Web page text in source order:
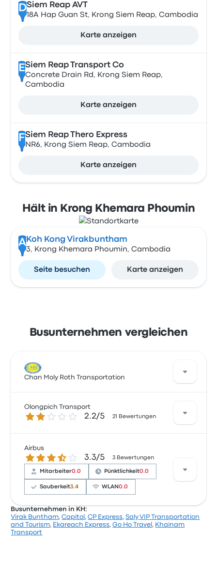
DSiem Reap AVT
18A Hap Guan St, Krong Siem Reap, Cambodia
Karte anzeigen
ESiem Reap Transport Co
Concrete Drain Rd, Krong Siem Reap,
Cambodia
Karte anzeigen
FSiem Reap Thero Express
NR6, Krong Siem Reap, Cambodia
Karte anzeigen
Hält in Krong Khemara Phoumin
A Koh Kong Virakbuntham
3, Krong Khemara Phoumin, Cambodia
Seite besuchen Karte anzeigen
Busunternehmen vergleichen
Chan Moly Roth Transportation
Eine gute Möglichkeit, diese Route zu bereisen, sind
Busse von Chan Moly Roth Transportation. Das
Fahrt etwa 13 Stunden dauert. Chan Moly Roth
Transportation bringt dich zu einem fairen Preis an
Olongpich Transport
2.2 von 5 Sternen2.2/5 21 Bewertungen
Basierend auf 21 Bewertungen wurde Olongpich
Transport für diese Reise mit 2.2 Sternen bewertet.
Ticketpreise von Olongpich Transport für diese Reise
beginnen bei 22 €, die Reise dauert durchschnittlich
14 Stunden 40 Minuten.
Airbus
3.3 von 5 Sternen3.3/5 3 Bewertungen
Mitarbeiter0.0 Pünktlichkeit0.0
Sauberkeit3.4 WLAN0.0
Basierend auf 3 Bewertungen wurde das
Unternehmen auf Busbud mit 3.3 Sternen bewertet.
Busunternehmen in KH:
Virak Buntham,Capitol ,CP Express,Saly VIP Transportation
and Tourism, Ekareach Express,Go Ho Travel , Khainam
Transport